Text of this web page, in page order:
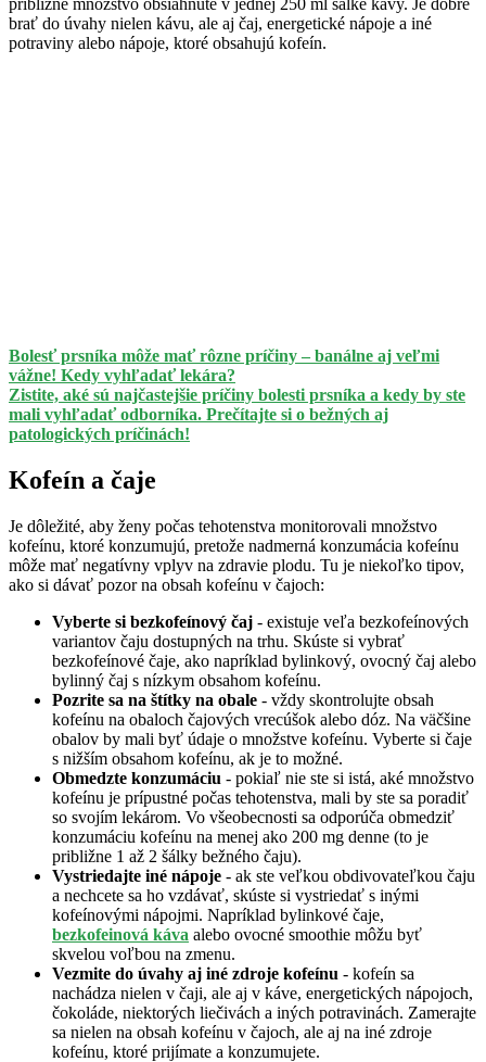
približne množstvo obsiahnuté v jednej 250 ml šálke kávy. Je dobré
brať do úvahy nielen kávu, ale aj čaj, energetické nápoje a iné
potraviny alebo nápoje, ktoré obsahujú kofeín.
Bolesť prsníka môže mať rôzne príčiny – banálne aj veľmi
vážne! Kedy vyhľadať lekára?
Zistite, aké sú najčastejšie príčiny bolesti prsníka a kedy by ste
mali vyhľadať odborníka. Prečítajte si o bežných aj
patologických príčinách!
Kofeín a čaje
Je dôležité, aby ženy počas tehotenstva monitorovali množstvo
kofeínu, ktoré konzumujú, pretože nadmerná konzumácia kofeínu
môže mať negatívny vplyv na zdravie plodu. Tu je niekoľko tipov,
ako si dávať pozor na obsah kofeínu v čajoch:
Vyberte si bezkofeínový čaj - existuje veľa bezkofeínových
variantov čaju dostupných na trhu. Skúste si vybrať
bezkofeínové čaje, ako napríklad bylinkový, ovocný čaj alebo
bylinný čaj s nízkym obsahom kofeínu.
Pozrite sa na štítky na obale - vždy skontrolujte obsah
kofeínu na obaloch čajových vrecúšok alebo dóz. Na väčšine
obalov by mali byť údaje o množstve kofeínu. Vyberte si čaje
s nižším obsahom kofeínu, ak je to možné.
Obmedzte konzumáciu - pokiaľ nie ste si istá, aké množstvo
kofeínu je prípustné počas tehotenstva, mali by ste sa poradiť
so svojím lekárom. Vo všeobecnosti sa odporúča obmedziť
konzumáciu kofeínu na menej ako 200 mg denne (to je
približne 1 až 2 šálky bežného čaju).
Vystriedajte iné nápoje - ak ste veľkou obdivovateľkou čaju
a nechcete sa ho vzdávať, skúste si vystriedať s inými
kofeínovými nápojmi. Napríklad bylinkové čaje,
bezkofeinová káva alebo ovocné smoothie môžu byť
skvelou voľbou na zmenu.
Vezmite do úvahy aj iné zdroje kofeínu - kofeín sa
nachádza nielen v čaji, ale aj v káve, energetických nápojoch,
čokoláde, niektorých liečivách a iných potravinách. Zamerajte
sa nielen na obsah kofeínu v čajoch, ale aj na iné zdroje
kofeínu, ktoré prijímate a konzumujete.